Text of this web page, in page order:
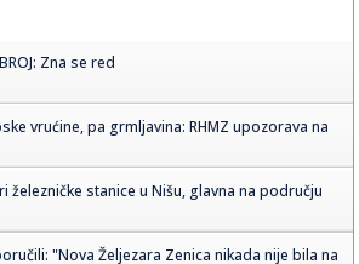
Zna se red
vrućine, pa grmljavina: RHMZ upozorava na
železničke stanice u Nišu, glavna na području
"Nova Željezara Zenica nikada nije bila na